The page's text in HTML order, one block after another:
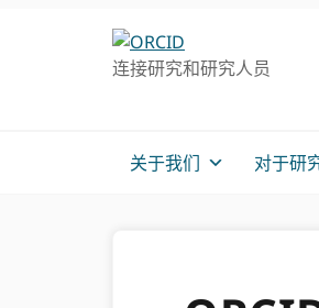
连接研究和研究人员
关于我们 对于研